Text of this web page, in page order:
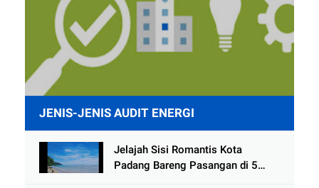
JENIS-JENIS AUDIT ENERGI
Jelajah Sisi Romantis Kota
Padang Bareng Pasangan di 5